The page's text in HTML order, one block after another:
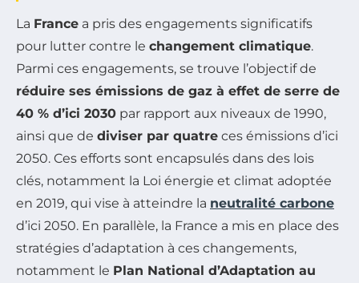
La France a pris des engagements significatifs
pour lutter contre le changement climatique.
Parmi ces engagements, se trouve l’objectif de
réduire ses émissions de gaz à effet de serre de
40 % d’ici 2030 par rapport aux niveaux de 1990,
ainsi que de diviser par quatre ces émissions d’ici
2050. Ces efforts sont encapsulés dans des lois
clés, notamment la Loi énergie et climat adoptée
en 2019, qui vise à atteindre la neutralité carbone
d’ici 2050. En parallèle, la France a mis en place des
stratégies d’adaptation à ces changements,
notamment le Plan National d’Adaptation au